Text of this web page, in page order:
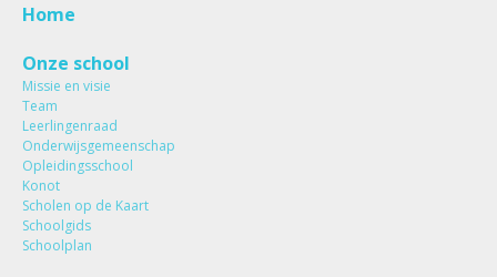
Home
Onze school
Missie en visie
Team
Leerlingenraad
Onderwijsgemeenschap
Opleidingsschool
Konot
Scholen op de Kaart
Schoolgids
Schoolplan